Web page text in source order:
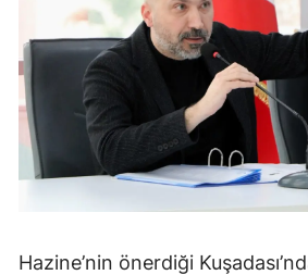
Hazine’nin önerdiği